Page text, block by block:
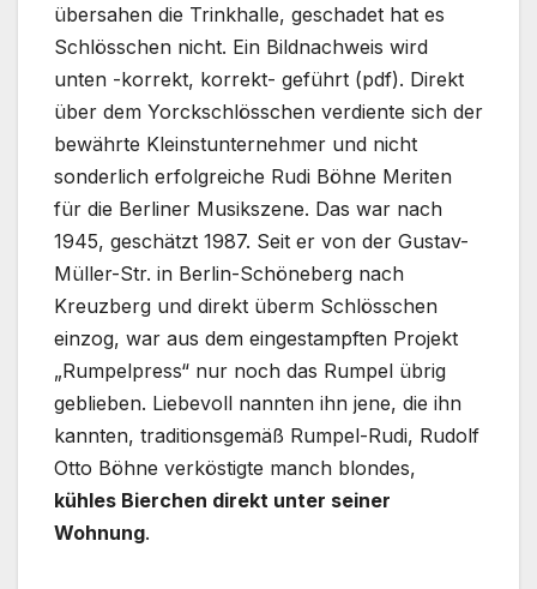
übersahen die Trinkhalle, geschadet hat es
Schlösschen nicht. Ein Bildnachweis wird
unten -korrekt, korrekt- geführt (pdf). Direkt
über dem Yorckschlösschen verdiente sich der
bewährte Kleinstunternehmer und nicht
sonderlich erfolgreiche Rudi Böhne Meriten
für die Berliner Musikszene. Das war nach
1945, geschätzt 1987. Seit er von der Gustav-
Müller-Str. in Berlin-Schöneberg nach
Kreuzberg und direkt überm Schlösschen
einzog, war aus dem eingestampften Projekt
„Rumpelpress“ nur noch das Rumpel übrig
geblieben. Liebevoll nannten ihn jene, die ihn
kannten, traditionsgemäß Rumpel-Rudi, Rudolf
Otto Böhne verköstigte manch blondes,
kühles Bierchen direkt unter seiner
Wohnung.